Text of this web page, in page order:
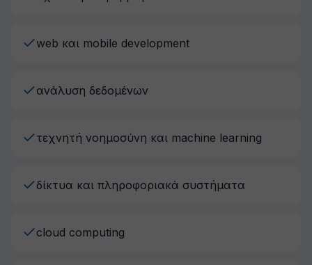
web και mobile development
ανάλυση δεδομένων
τεχνητή νοημοσύνη και machine learning
δίκτυα και πληροφοριακά συστήματα
cloud computing